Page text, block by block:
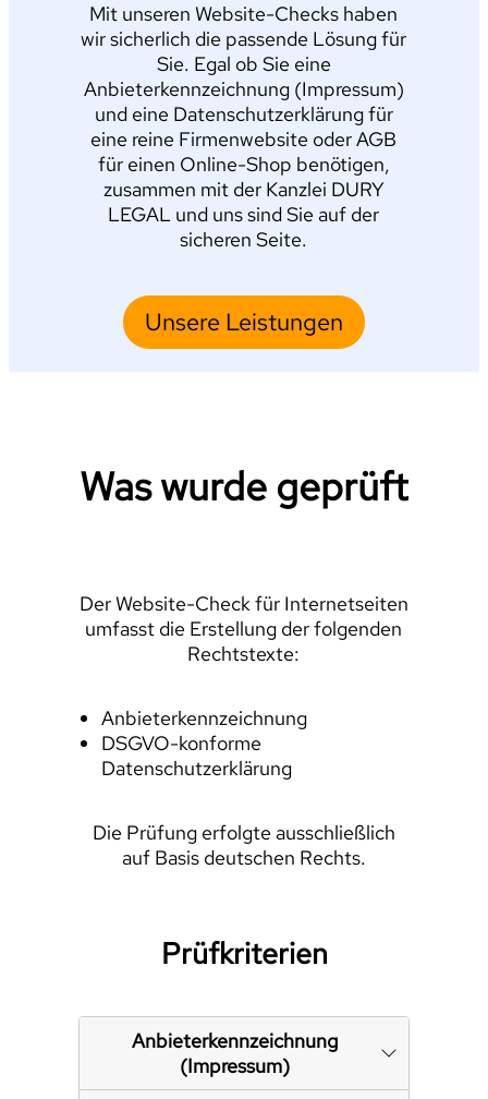
Mit unseren Website-Checks haben
wir sicherlich die passende Lösung für
Sie. Egal ob Sie eine
Anbieterkennzeichnung (Impressum)
und eine Datenschutzerklärung für
eine reine Firmenwebsite oder AGB
für einen Online-Shop benötigen,
zusammen mit der Kanzlei DURY
LEGAL und uns sind Sie auf der
sicheren Seite.
Unsere Leistungen
Was wurde geprüft
Der Website-Check für Internetseiten
umfasst die Erstellung der folgenden
Rechtstexte:
Anbieterkennzeichnung
DSGVO-konforme
Datenschutzerklärung
Die Prüfung erfolgte ausschließlich
auf Basis deutschen Rechts.
Prüfkriterien
Anbieterkennzeichnung
(Impressum)